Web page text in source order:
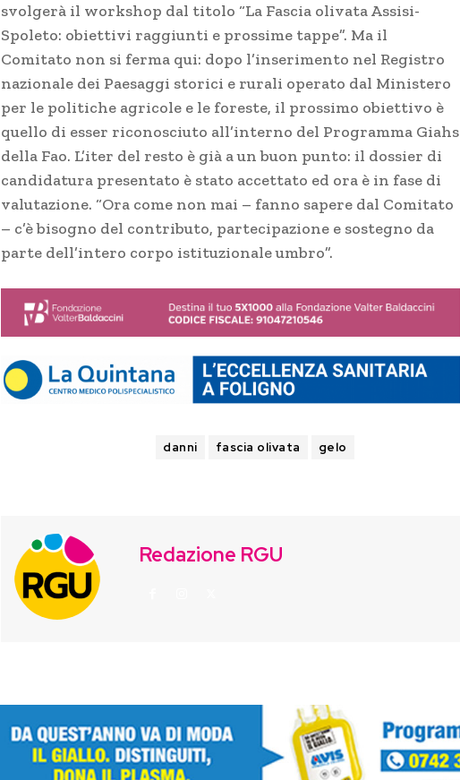
svolgerà il workshop dal titolo “La Fascia olivata Assisi-
Spoleto: obiettivi raggiunti e prossime tappe”. Ma il
Comitato non si ferma qui: dopo l’inserimento nel Registro
nazionale dei Paesaggi storici e rurali operato dal Ministero
per le politiche agricole e le foreste, il prossimo obiettivo è
quello di esser riconosciuto all’interno del Programma Giahs
della Fao. L’iter del resto è già a un buon punto: il dossier di
candidatura presentato è stato accettato ed ora è in fase di
valutazione. “Ora come non mai – fanno sapere dal Comitato
– c’è bisogno del contributo, partecipazione e sostegno da
parte dell’intero corpo istituzionale umbro”.
danni fascia olivata gelo
Redazione RGU